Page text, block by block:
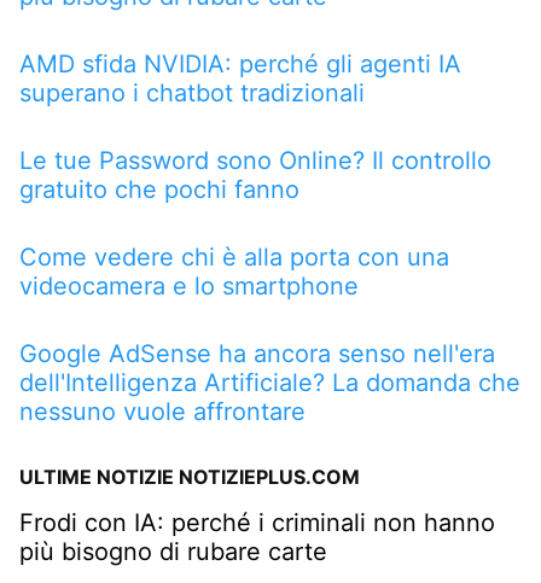
AMD sfida NVIDIA: perché gli agenti IA
superano i chatbot tradizionali
Le tue Password sono Online? Il controllo
gratuito che pochi fanno
Come vedere chi è alla porta con una
videocamera e lo smartphone
Google AdSense ha ancora senso nell'era
dell'Intelligenza Artificiale? La domanda che
nessuno vuole affrontare
ULTIME NOTIZIE NOTIZIEPLUS.COM
Frodi con IA: perché i criminali non hanno
più bisogno di rubare carte